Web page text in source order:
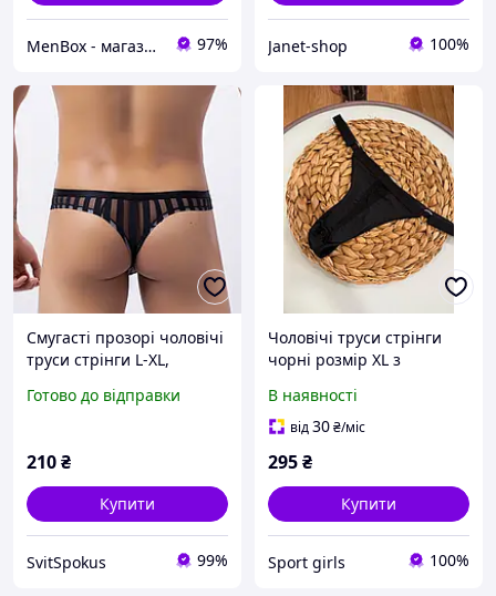
MenBox - магазин чоловічого одягу, білизни та аксесуарів 97% Janet-shop 100%
Смугасті прозорі чоловічі
труси стрінги L-XL,
Готово до відправки
210₴
Купити
SvitSpokus 99%
Чоловічі труси стрінги
чорні розмір XL з
спереду
В наявності
від30₴/міс
295₴
Купити
Sport girls 100%